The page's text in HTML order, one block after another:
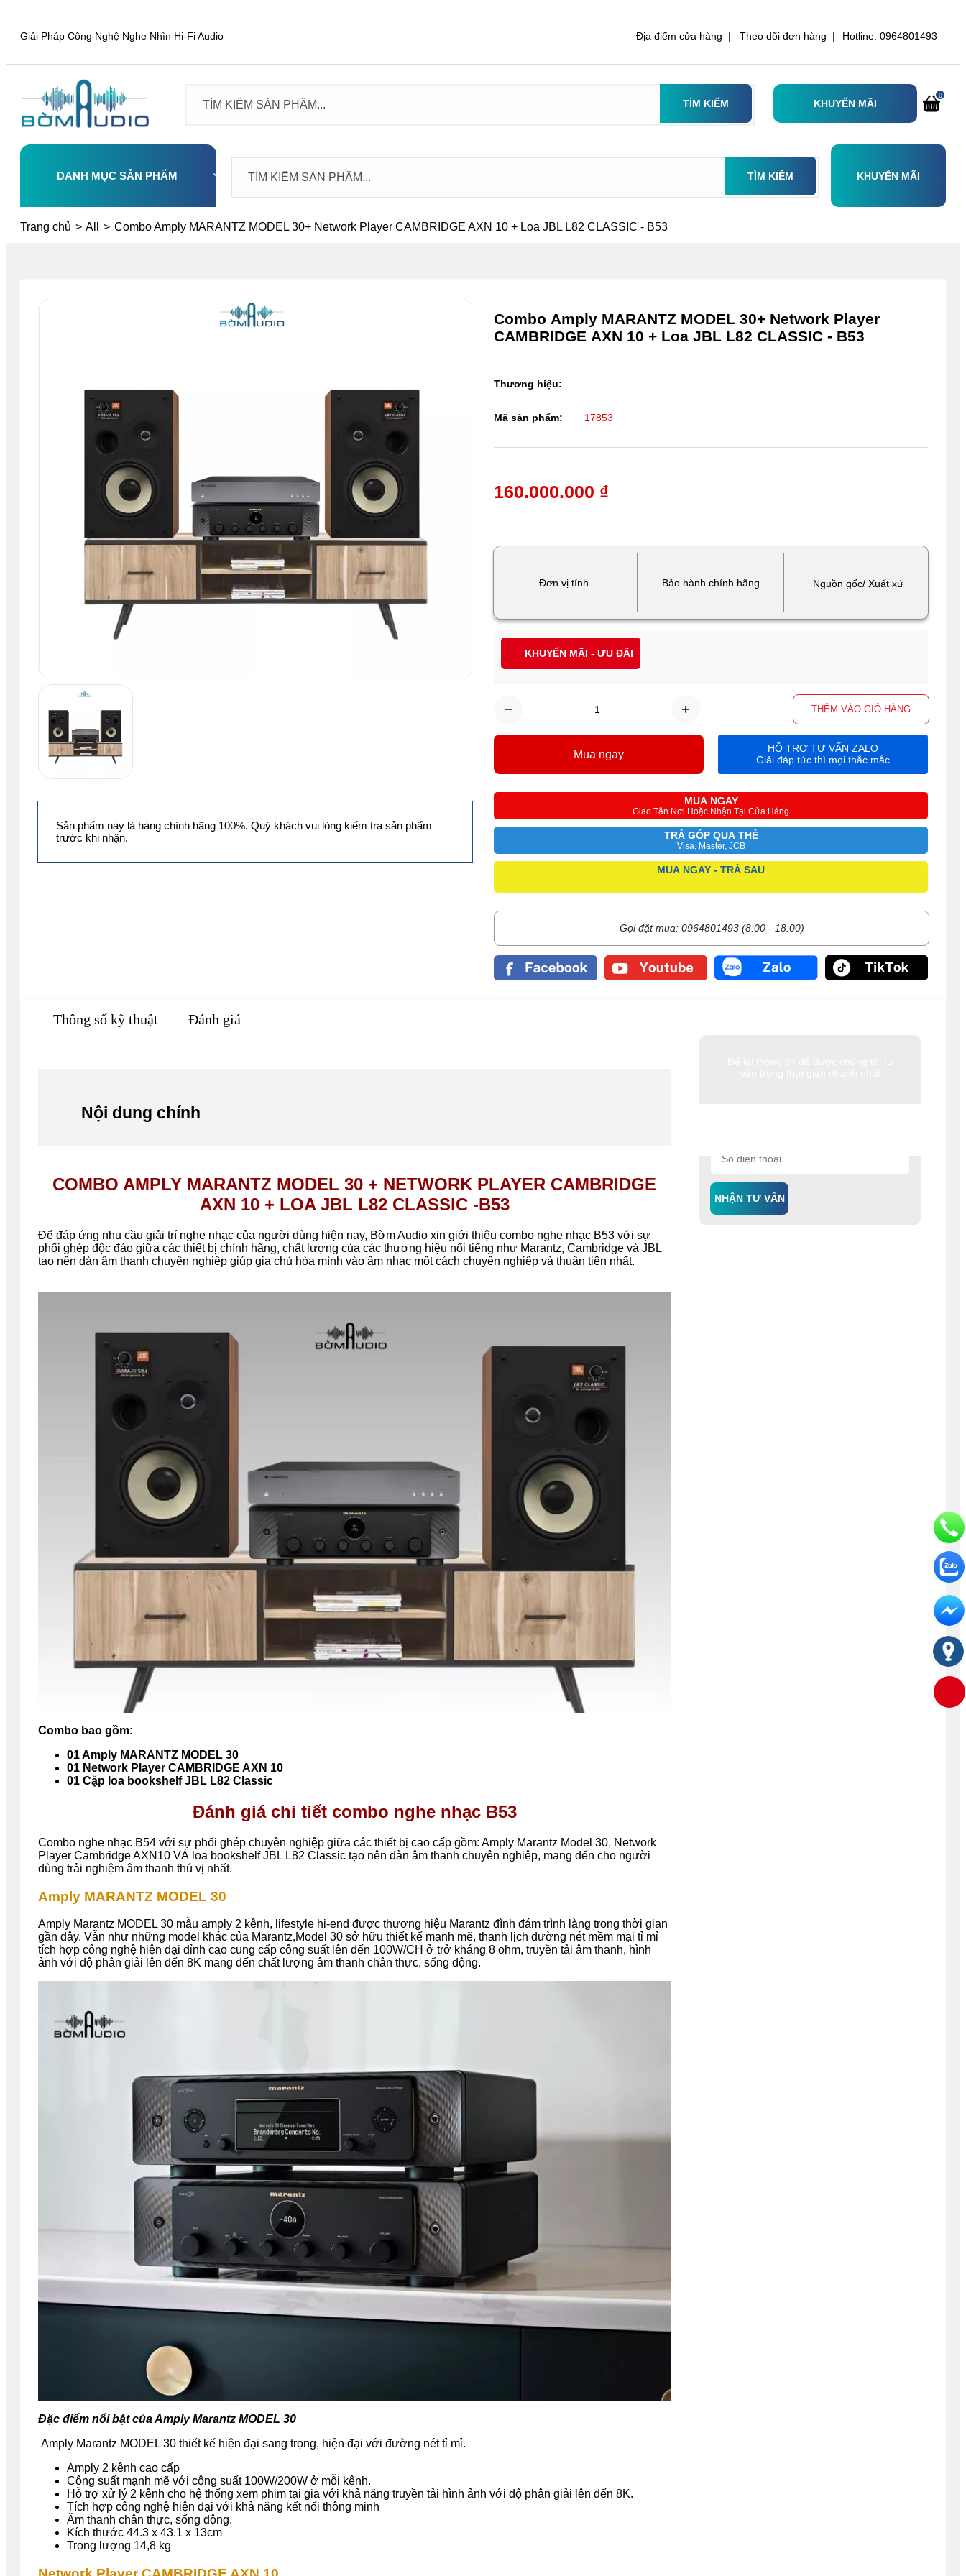
Giải Pháp Công Nghệ Nghe Nhìn Hi-Fi Audio Địa điểm cửa hàng | Theo dõi đơn hàng | Hotline: 0964801493
TÌM KIẾM KHUYẾN MÃI
0
DANH MỤC SẢN PHẨM
Select TÌM KIẾM KHUYẾN MÃI
Trang chủ > All > Combo Amply MARANTZ MODEL 30+ Network Player CAMBRIDGE AXN 10 + Loa JBL L82 CLASSIC - B53
Đơn vị tính Bảo hành chính hãng Nguồn gốc/ Xuất xứ
Combo Amply MARANTZ MODEL 30+ Network Player
CAMBRIDGE AXN 10 + Loa JBL L82 CLASSIC - B53
THÊM VÀO GIỎ HÀNG
MUA NGAY
Giao Tận Nơi Hoặc Nhận Tại Cửa Hàng
TRẢ GÓP QUA THẺ
Visa, Master, JCB
MUA NGAY - TRẢ SAU
Gọi đặt mua: 0964801493 (8:00 - 18:00)
160.000.000 ₫
Thương hiệu:
Mã sản phẩm: 17853
Mua ngay
HỖ TRỢ TƯ VẤN ZALO
Giải đáp tức thì mọi thắc mắc
KHUYẾN MÃI - ƯU ĐÃI
Sản phẩm này là hàng chính hãng 100%. Quý khách vui lòng kiểm tra sản phẩm
trước khi nhận.
NHẬN TƯ VẤN
Thông số kỹ thuật Đánh giá
Nội dung chính
COMBO AMPLY MARANTZ MODEL 30 + NETWORK PLAYER CAMBRIDGE
AXN 10 + LOA JBL L82 CLASSIC -B53
Để đáp ứng nhu cầu giải trí nghe nhạc của người dùng hiện nay, Bờm Audio xin giới thiệu combo nghe nhạc B53 với sự
phối ghép độc đáo giữa các thiết bị chính hãng, chất lượng của các thương hiệu nổi tiếng như Marantz, Cambridge và JBL
tạo nên dàn âm thanh chuyên nghiệp giúp gia chủ hòa mình vào âm nhạc một cách chuyên nghiệp và thuận tiện nhất.
Combo bao gồm:
01 Amply MARANTZ MODEL 30
01 Network Player CAMBRIDGE AXN 10
01 Cặp loa bookshelf JBL L82 Classic
Đánh giá chi tiết combo nghe nhạc B53
Combo nghe nhạc B54 với sự phối ghép chuyên nghiệp giữa các thiết bị cao cấp gồm: Amply Marantz Model 30, Network
Player Cambridge AXN10 VÀ loa bookshelf JBL L82 Classic tạo nên dàn âm thanh chuyên nghiệp, mang đến cho người
dùng trải nghiệm âm thanh thú vị nhất.
Amply MARANTZ MODEL 30
Amply Marantz MODEL 30 mẫu amply 2 kênh, lifestyle hi-end được thương hiệu Marantz đình đám trình làng trong thời gian
gần đây. Vẫn như những model khác của Marantz,Model 30 sở hữu thiết kế mạnh mẽ, thanh lịch đường nét mềm mại tỉ mỉ
tích hợp công nghệ hiện đại đỉnh cao cung cấp công suất lên đến 100W/CH ở trở kháng 8 ohm, truyền tải âm thanh, hình
ảnh với độ phân giải lên đến 8K mang đến chất lượng âm thanh chân thực, sống động.
Đặc điểm nổi bật của Amply Marantz MODEL 30
Amply Marantz MODEL 30 thiết kế hiện đại sang trọng, hiện đại với đường nét tỉ mỉ.
Amply 2 kênh cao cấp
Công suất mạnh mẽ với công suất 100W/200W ở mỗi kênh.
Hỗ trợ xử lý 2 kênh cho hệ thống xem phim tại gia với khả năng truyền tải hình ảnh với độ phân giải lên đến 8K.
Tích hợp công nghệ hiện đại với khả năng kết nối thông minh
Âm thanh chân thực, sống động.
Kích thước 44.3 x 43.1 x 13cm
Trọng lượng 14,8 kg